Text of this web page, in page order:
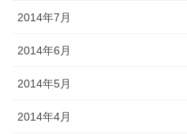
2014年7月
2014年6月
2014年5月
2014年4月